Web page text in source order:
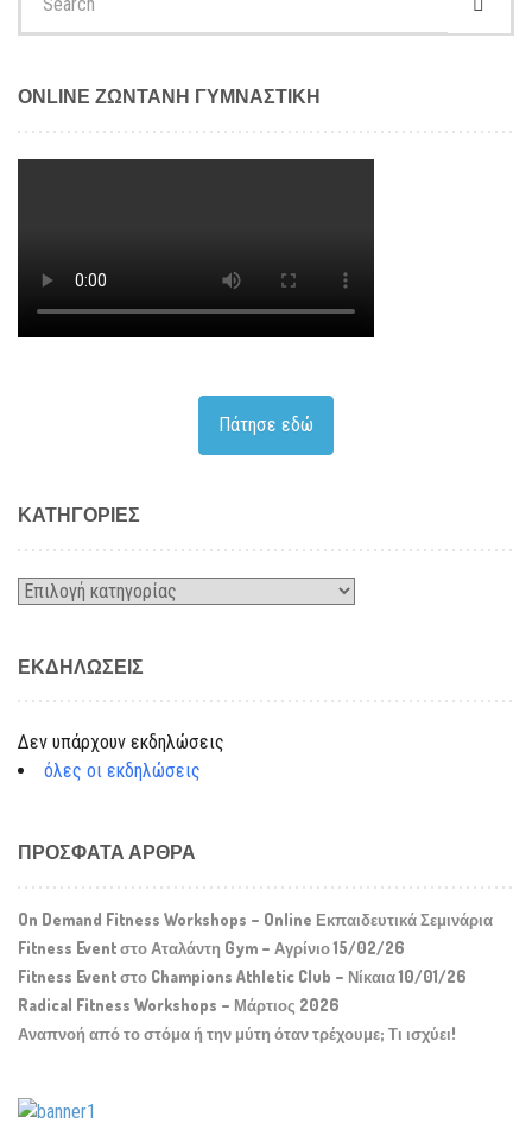
ONLINE ΖΩΝΤΑΝΗ ΓΥΜΝΑΣΤΙΚΗ
Πάτησε εδώ
KΑΤΗΓΟΡΊΕΣ
Kατηγορίες
ΕΚΔΗΛΏΣΕΙΣ
Δεν υπάρχουν εκδηλώσεις
όλες οι εκδηλώσεις
ΠΡΌΣΦΑΤΑ ΆΡΘΡΑ
On Demand Fitness Workshops – Online Εκπαιδευτικά Σεμινάρια
Fitness Event στο Αταλάντη Gym – Αγρίνιο 15/02/26
Fitness Event στο Champions Athletic Club – Νίκαια 10/01/26
Radical Fitness Workshops – Μάρτιος 2026
Αναπνοή από το στόμα ή την μύτη όταν τρέχουμε; Τι ισχύει!